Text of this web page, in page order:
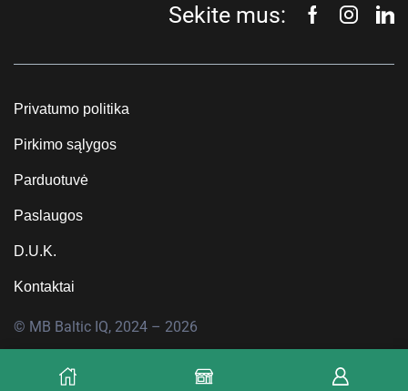
Sekite mus:
Privatumo politika
Pirkimo sąlygos
Parduotuvė
Paslaugos
D.U.K.
Kontaktai
© MB Baltic IQ, 2024 – 2026